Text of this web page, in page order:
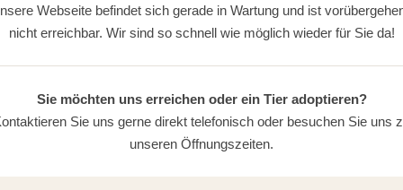
Webseite befindet sich gerade in Wartung und ist
nicht erreichbar. Wir sind so schnell wie möglich wieder für Sie da!
Sie möchten uns erreichen oder ein Tier adoptieren?
Sie uns gerne direkt telefonisch oder besuchen Sie uns
unseren Öffnungszeiten.